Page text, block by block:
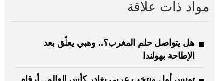
مواد ذات علاقة
هل يتواصل حلم المغرب؟.. وهبي يعلّق بعد
الإطاحة بهولندا
تونس أول منتخب عربي يغادر كأس العالم.. أرقام